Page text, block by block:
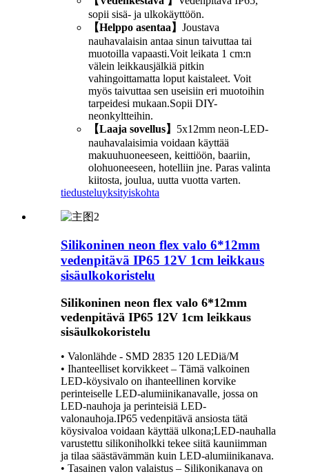
sopii sisä- ja ulkokäyttöön.
【Helppo asentaa】 Joustava
nauhavalaisin antaa sinun taivuttaa tai
muotoilla vapaasti.Voit leikata 1 cm:n
välein leikkausjälkiä pitkin
vahingoittamatta loput kaistaleet. Voit
myös taivuttaa sen useisiin eri muotoihin
tarpeidesi mukaan.Sopii DIY-
neonkyltteihin.
【Laaja sovellus】 5x12mm neon-LED-
nauhavalaisimia voidaan käyttää
makuuhuoneeseen, keittiöön, baariin,
olohuoneeseen, hotelliin jne. Paras valinta
kiitosta, joulua, uutta vuotta varten.
tiedusteluyksityiskohta
Silikoninen neon flex valo 6*12mm
vedenpitävä IP65 12V 1cm leikkaus
sisäulkokoristelu
Silikoninen neon flex valo 6*12mm
vedenpitävä IP65 12V 1cm leikkaus
sisäulkokoristelu
• Valonlähde - SMD 2835 120 LEDiä/M
• Ihanteelliset korvikkeet – Tämä valkoinen
LED-köysivalo on ihanteellinen korvike
perinteiselle LED-alumiinikanavalle, jossa on
LED-nauhoja ja perinteisiä LED-
valonauhoja.IP65 vedenpitävä ansiosta tätä
köysivaloa voidaan käyttää ulkona;LED-nauhalla
varustettu silikoniholkki tekee siitä kauniimman
ja tilaa säästävämmän kuin LED-alumiinikanava.
• Tasainen valon valaistus – Silikonikanava on